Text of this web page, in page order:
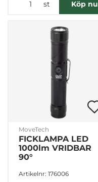
st Köp nu
MoveTech
FICKLAMPA LED
1000lm VRIDBAR
90°
Artikelnr: 176006